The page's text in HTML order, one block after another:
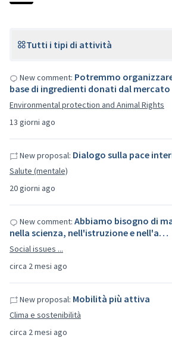
Tutti i tipi di attività
13 giorni ago
New comment: Potremmo
base di ingredienti donati dal
Environmental protection and Animal Rights
20 giorni ago
New proposal: Dialogo sulla pace
Salute (mentale)
circa 2 mesi ago
New comment: Abbiamo bisogno di
nella scienza, nell'istruzione e nell'a…
Social issues ...
circa 2 mesi ago
New proposal: Mobilità più attiva
Clima e sostenibilità